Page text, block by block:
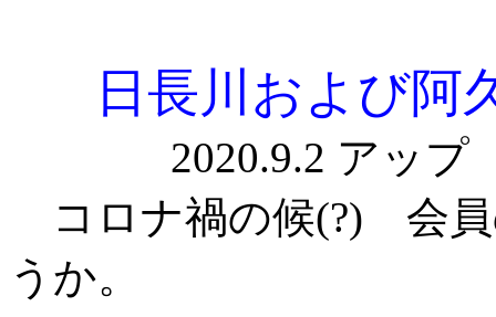
日長川および阿
コロナ禍の候(?) 会
うか。